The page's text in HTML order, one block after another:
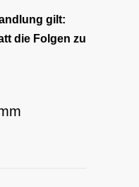
gilt:
die Fol­gen zu